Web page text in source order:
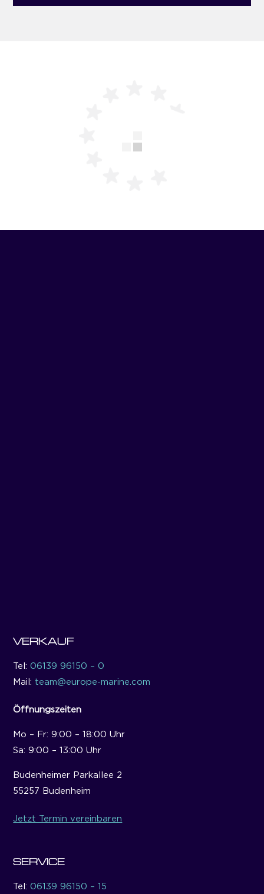
VERKAUF
Tel:06139 96150 – 0
Mail: team@europe-marine.com
Öffnungszeiten
Mo – Fr: 9:00 – 18:00 Uhr
Sa: 9:00 – 13:00 Uhr
Budenheimer Parkallee 2
55257 Budenheim
Jetzt Termin vereinbaren
SERVICE
Tel:06139 96150 – 15